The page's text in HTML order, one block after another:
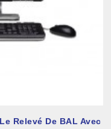
Relevé De BAL Avec